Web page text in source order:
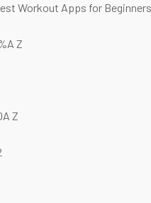
Workout Apps for
Z
Z